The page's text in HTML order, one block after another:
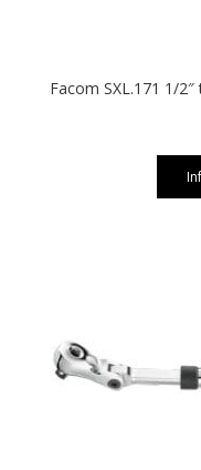
Facom SXL.171 1/